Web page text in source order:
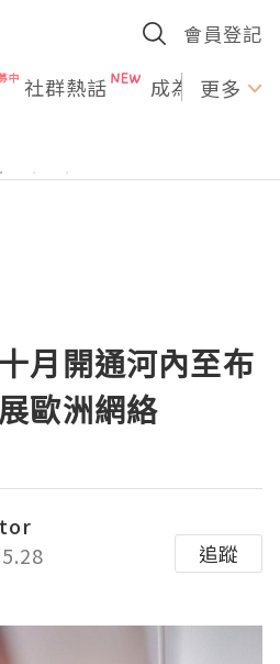
會員登記
社群熱話 成為U更多
月開通河內至布
歐洲網絡
追蹤